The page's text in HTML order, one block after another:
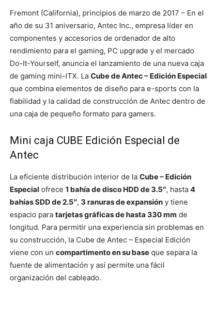
Fremont (California), principios de marzo de 2017 – En el
año de su 31 aniversario, Antec Inc., empresa líder en
componentes y accesorios de ordenador de alto
rendimiento para el gaming, PC upgrade y el mercado
Do-It-Yourself, anuncia el lanzamiento de una nueva caja
de gaming mini-ITX. La Cube de Antec – Edición Especial
que combina elementos de diseño para e-sports con la
fiabilidad y la calidad de construcción de Antec dentro de
una caja de pequeño formato para gamers.
Mini caja CUBE Edición Especial de
Antec
La eficiente distribución interior de la Cube – Edición
Especial ofrece 1 bahía de disco HDD de 3.5″, hasta 4
bahías SDD de 2.5″, 3 ranuras de expansión y tiene
espacio para tarjetas gráficas de hasta 330 mm de
longitud. Para permitir una experiencia sin problemas en
su construcción, la Cube de Antec – Especial Edición
viene con un compartimento en su base que separa la
fuente de alimentación y así permite una fácil
organización del cableado.